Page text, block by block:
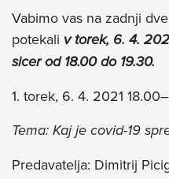
Vabimo vas na zadnji
potekali v torek, 6. 4.
sicer od 18.00 do 19.30.
1. torek, 6. 4. 2021
Tema: Kaj je covid-19
Predavatelja: Dimitrij